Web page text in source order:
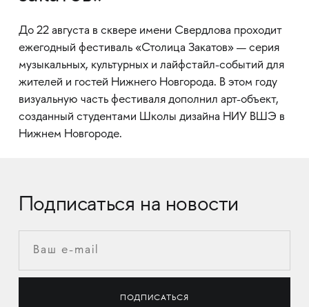
До 22 августа в сквере имени Свердлова проходит
ежегодный фестиваль «Столица Закатов» — серия
музыкальных, культурных и лайфстайл-событий для
жителей и гостей Нижнего Новгорода. В этом году
визуальную часть фестиваля дополнил арт-объект,
созданный студентами Школы дизайна НИУ ВШЭ в
Нижнем Новгороде.
Подписаться на новости